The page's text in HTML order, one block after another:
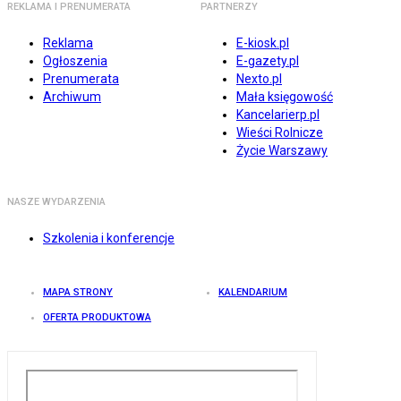
REKLAMA I PRENUMERATA
Reklama
Ogłoszenia
Prenumerata
Archiwum
PARTNERZY
E-kiosk.pl
E-gazety.pl
Nexto.pl
Mała księgowość
Kancelarierp.pl
Wieści Rolnicze
Życie Warszawy
NASZE WYDARZENIA
Szkolenia i konferencje
MAPA STRONY KALENDARIUM
OFERTA PRODUKTOWA